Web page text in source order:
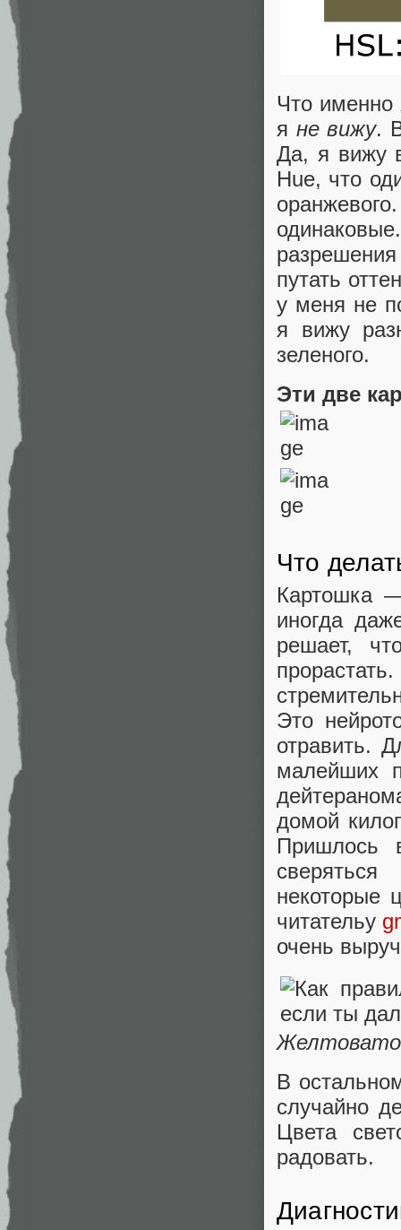
Что именно
я не вижу.
Да, я вижу
Hue, что
путать
у меня не
я вижу
зеленого.
Эти две
Что
Картошка
иногда
решает,
Это
отравить.
малейших
домой
Пришлось
некоторые
читательу
очень
В
случайно
Цвета
радовать.